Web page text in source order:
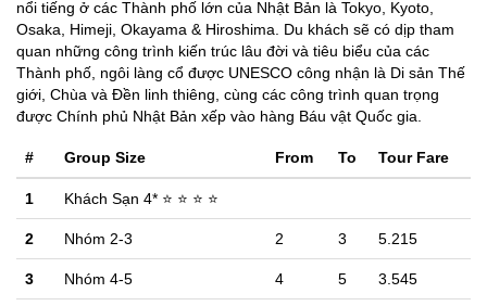
nổi tiếng ở các Thành phố lớn của Nhật Bản là Tokyo, Kyoto,
Osaka, Himeji, Okayama & Hiroshima. Du khách sẽ có dịp tham
quan những công trình kiến trúc lâu đời và tiêu biểu của các
Thành phố, ngôi làng cổ được UNESCO công nhận là Di sản Thế
giới, Chùa và Đền linh thiêng, cùng các công trình quan trọng
được Chính phủ Nhật Bản xếp vào hàng Báu vật Quốc gia.
# Group Size From To Tour Fare
1 Khách Sạn 4* ⭐ ⭐ ⭐ ⭐
2 Nhóm 2-3 2 3 5.215
3 Nhóm 4-5 4 5 3.545